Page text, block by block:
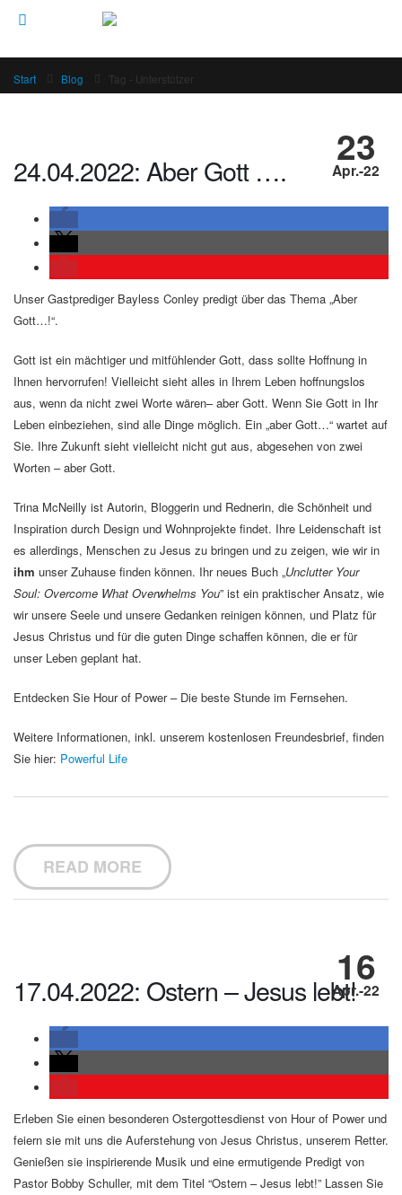
Start Blog Tag - Unterstützer
23
Apr.-22
24.04.2022: Aber Gott ….
Unser Gastprediger Bayless Conley predigt über das Thema „Aber
Gott…!“.
Gott ist ein mächtiger und mitfühlender Gott, dass sollte Hoffnung in
Ihnen hervorrufen! Vielleicht sieht alles in Ihrem Leben hoffnungslos
aus, wenn da nicht zwei Worte wären– aber Gott. Wenn Sie Gott in Ihr
Leben einbeziehen, sind alle Dinge möglich. Ein „aber Gott…“ wartet auf
Sie. Ihre Zukunft sieht vielleicht nicht gut aus, abgesehen von zwei
Worten – aber Gott.
Trina McNeilly ist Autorin, Bloggerin und Rednerin, die Schönheit und
Inspiration durch Design und Wohnprojekte findet. Ihre Leidenschaft ist
es allerdings, Menschen zu Jesus zu bringen und zu zeigen, wie wir in
ihm unser Zuhause finden können. Ihr neues Buch „Unclutter Your
Soul: Overcome What Overwhelms You” ist ein praktischer Ansatz, wie
wir unsere Seele und unsere Gedanken reinigen können, und Platz für
Jesus Christus und für die guten Dinge schaffen können, die er für
unser Leben geplant hat.
Entdecken Sie Hour of Power – Die beste Stunde im Fernsehen.
Weitere Informationen, inkl. unserem kostenlosen Freundesbrief, finden
Sie hier: Powerful Life
READ MORE
16
Apr.-22
17.04.2022: Ostern – Jesus lebt!
Erleben Sie einen besonderen Ostergottesdienst von Hour of Power und
feiern sie mit uns die Auferstehung von Jesus Christus, unserem Retter.
Genießen sie inspirierende Musik und eine ermutigende Predigt von
Pastor Bobby Schuller, mit dem Titel “Ostern – Jesus lebt!” Lassen Sie